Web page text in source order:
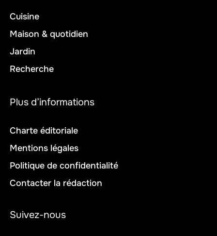
Cuisine
Maison & quotidien
Jardin
Recherche
Plus d’informations
Charte éditoriale
Mentions légales
Politique de confidentialité
Contacter la rédaction
Suivez-nous